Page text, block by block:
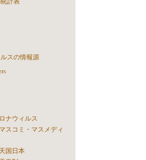
スの情報源
ナウィルス
スコミ・マスメディ
国日本